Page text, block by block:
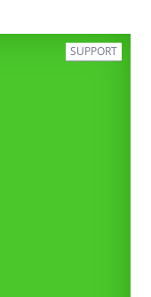
SUPPORT